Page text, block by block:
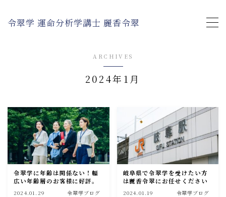
令翠学 運命分析学講士 麗香令翠
セミナー・講習
令翠学ブログ
麗香令翠の運命鑑定を受けたお客様の声
ARCHIVES
2024年1月
令翠学に年齢は関係ない！幅
広い年齢層のお客様に好評。
2024.01.29 令翠学ブログ
岐阜県で令翠学を受けたい方
は麗香令翠にお任せください
2024.01.19 令翠学ブログ